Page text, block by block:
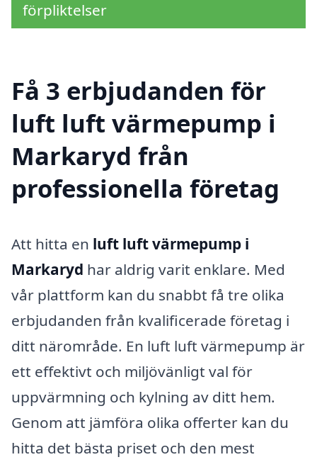
förpliktelser
Få 3 erbjudanden för
luft luft värmepump i
Markaryd från
professionella företag
Att hitta en luft luft värmepump i
Markaryd har aldrig varit enklare. Med
vår plattform kan du snabbt få tre olika
erbjudanden från kvalificerade företag i
ditt närområde. En luft luft värmepump är
ett effektivt och miljövänligt val för
uppvärmning och kylning av ditt hem.
Genom att jämföra olika offerter kan du
hitta det bästa priset och den mest